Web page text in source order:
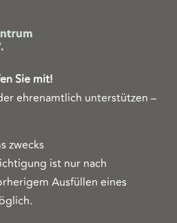
Sie mit!
ehrenamtlich unterstützen –
zwecks
ist nur nach
Ausfüllen eines